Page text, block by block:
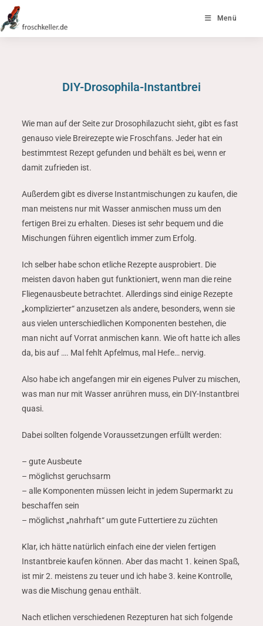
Menü
DIY-Drosophila-Instantbrei
Wie man auf der Seite zur Drosophilazucht sieht, gibt es fast
genauso viele Breirezepte wie Froschfans. Jeder hat ein
bestimmtest Rezept gefunden und behält es bei, wenn er
damit zufrieden ist.
Außerdem gibt es diverse Instantmischungen zu kaufen, die
man meistens nur mit Wasser anmischen muss um den
fertigen Brei zu erhalten. Dieses ist sehr bequem und die
Mischungen führen eigentlich immer zum Erfolg.
Ich selber habe schon etliche Rezepte ausprobiert. Die
meisten davon haben gut funktioniert, wenn man die reine
Fliegenausbeute betrachtet. Allerdings sind einige Rezepte
„komplizierter“ anzusetzen als andere, besonders, wenn sie
aus vielen unterschiedlichen Komponenten bestehen, die
man nicht auf Vorrat anmischen kann. Wie oft hatte ich alles
da, bis auf …. Mal fehlt Apfelmus, mal Hefe… nervig.
Also habe ich angefangen mir ein eigenes Pulver zu mischen,
was man nur mit Wasser anrühren muss, ein DIY-Instantbrei
quasi.
Dabei sollten folgende Voraussetzungen erfüllt werden:
– gute Ausbeute
– möglichst geruchsarm
– alle Komponenten müssen leicht in jedem Supermarkt zu
beschaffen sein
– möglichst „nahrhaft“ um gute Futtertiere zu züchten
Klar, ich hätte natürlich einfach eine der vielen fertigen
Instantbreie kaufen können. Aber das macht 1. keinen Spaß,
ist mir 2. meistens zu teuer und ich habe 3. keine Kontrolle,
was die Mischung genau enthält.
Nach etlichen verschiedenen Rezepturen hat sich folgende